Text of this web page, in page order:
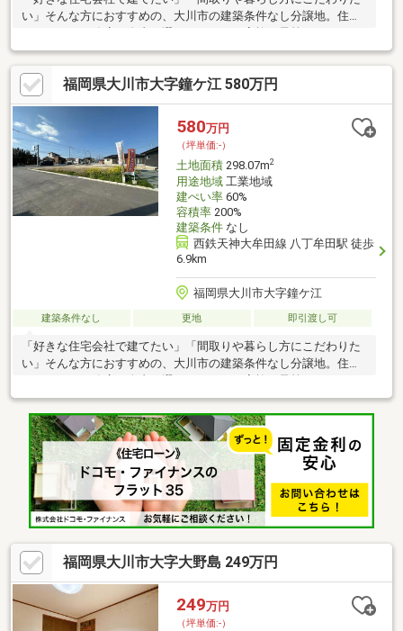
い」そんな方におすすめの、大川市の建築条件なし分譲地。住宅
タイルに合わせた新築計画が可能です。土地探しと家づくりを、
自分たちらしく進めたい方におすすめの新築用地です。□ 三又小
学校まで約650m（徒歩約9分）□ 大川鐘ヶ江郵便局まで徒歩約1分
□ 清力保育園まで徒歩圏内□ セブン-イレブン 大川鐘ヶ江店まで約
300m（徒歩約4分）□ 西鉄天神大牟田線「大溝」駅まで車約12分
（約6.9km）
福岡県大川市大字鐘ケ江 580万円
580万円
（坪単価:-）
土地面積298.07m2
用途地域工業地域
建ぺい率60%
容積率200%
建築条件なし
西鉄天神大牟田線 八丁牟田駅 徒歩
6.9km
福岡県大川市大字鐘ケ江
建築条件なし 更地 即引渡し可
「好きな住宅会社で建てたい」「間取りや暮らし方にこだわりた
い」そんな方におすすめの、大川市の建築条件なし分譲地。住宅
メーカーや工務店を自由に選べるため、ご家族の予算やライフス
タイルに合わせた新築計画が可能です。土地探しと家づくりを、
自分たちらしく進めたい方におすすめの新築用地です。□ 三又小
学校まで約650m（徒歩約9分）□ 大川鐘ヶ江郵便局まで徒歩約1分
□ 清力保育園まで徒歩圏内□ セブン-イレブン 大川鐘ヶ江店まで約
300m（徒歩約4分）□ 西鉄天神大牟田線「大溝」駅まで車約12分
（約6.9km）
福岡県大川市大字大野島 249万円
249万円
（坪単価:-）